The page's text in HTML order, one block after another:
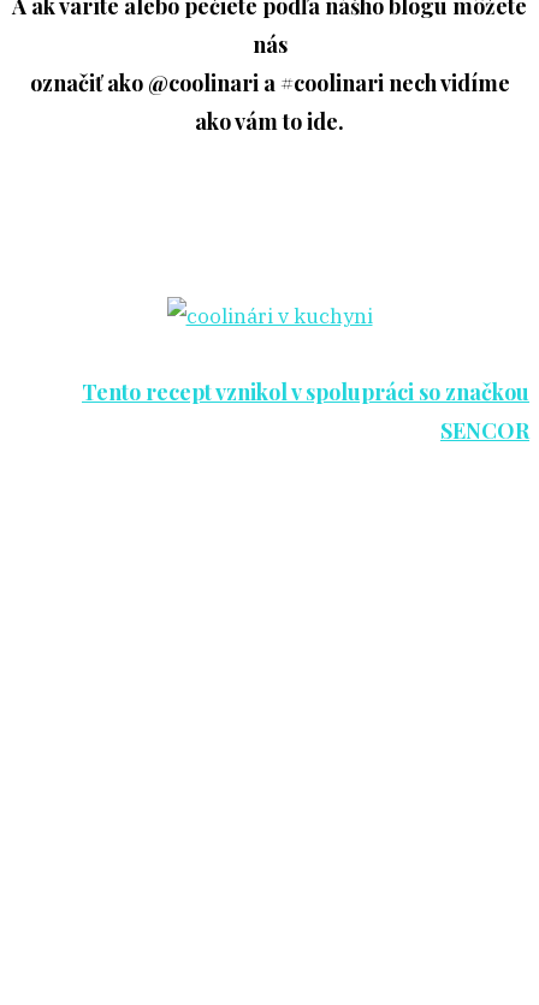
A ak varíte alebo pečiete podľa nášho blogu môžete
nás
označiť ako @coolinari a #coolinari nech vidíme
ako vám to ide.
Tento recept vznikol v spolupráci so značkou
SENCOR